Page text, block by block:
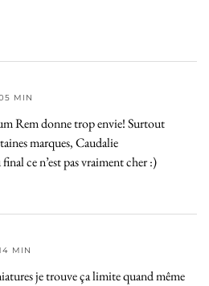
MIN
Rem donne trop envie! Surtout
marques, Caudalie
ce n’est pas vraiment cher :)
MIN
je trouve ça limite quand même